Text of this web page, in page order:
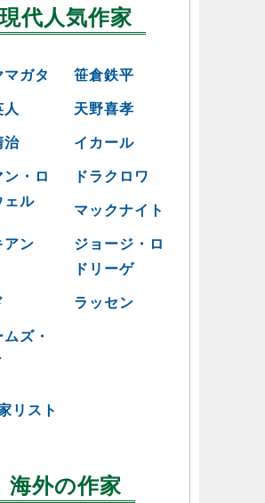
代人気作家
マガタ 笹倉鉄平
人 天野喜孝
治 イカール
ン・ロ
ェル
ドラクロワ
マックナイト
アン
ジョージ・ロ
ドリーゲ
ラッセン
ズ・
リスト
海外の作家